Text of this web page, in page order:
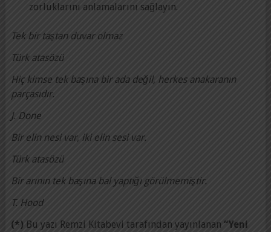
zorluklarını anlamalarını sağlayın.
Tek bir taştan duvar olmaz
Türk atasözü
Hiç kimse tek başına bir ada değil, herkes anakaranın
parçasıdır.
J. Done
Bir elin nesi var, iki elin sesi var.
Türk atasözü
Bir arının tek başına bal yaptığı görülmemiştir.
T. Hood
(*) Bu yazı Remzi Kitabevi tarafından yayınlanan “Yeni